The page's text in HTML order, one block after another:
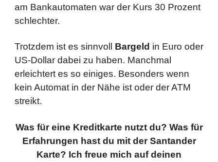
am Bankautomaten war der Kurs 30 Prozent
schlechter.
Trotzdem ist es sinnvoll Bargeld in Euro oder
US-Dollar dabei zu haben. Manchmal
erleichtert es so einiges. Besonders wenn
kein Automat in der Nähe ist oder der ATM
streikt.
Was für eine Kreditkarte nutzt du? Was für
Erfahrungen hast du mit der Santander
Karte? Ich freue mich auf deinen